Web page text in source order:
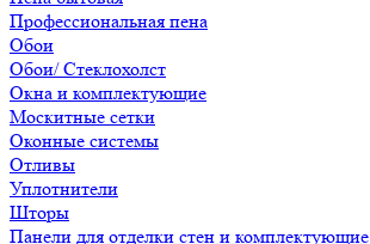
Профессиональная пена
Обои
Обои/ Стеклохолст
Окна и комплектующие
Москитные сетки
Оконные системы
Отливы
Уплотнители
Шторы
Панели для отделки стен и комплектующие